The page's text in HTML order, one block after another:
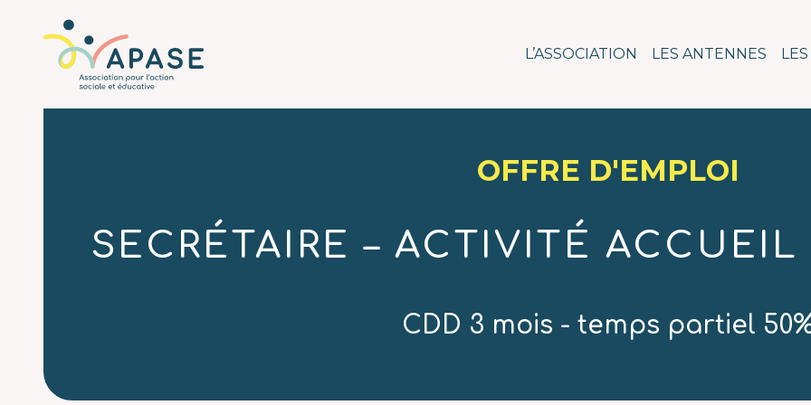
L'APASE
L’ASSOCIATION LES ANTENNES
OFFRE D'EMPLOI
SECRÉTAIRE – ACTIVITÉ
CDD 3 mois - temps partiel